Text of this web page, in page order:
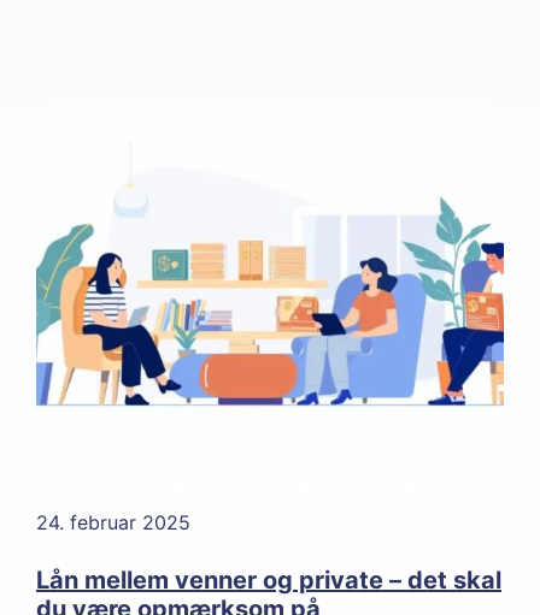
24. februar 2025
Lån mellem venner og private – det skal
du være opmærksom på